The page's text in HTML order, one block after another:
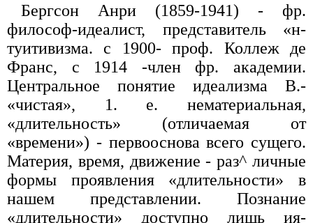
Бергсон Анри (1859-1941) - фр.
философ-идеалист, представитель «н-
туитивизма. с 1900- проф. Коллеж де
Франс, с 1914 -член фр. академии.
Центральное понятие идеализма В.-
«чистая», 1. е. нематериальная,
«длительность» (отличаемая от
«времени») - первооснова всего сущего.
Материя, время, движение - раз^ личные
формы проявления «длительности» в
нашем представлении. Познание
«длительности» доступно лишь ия-